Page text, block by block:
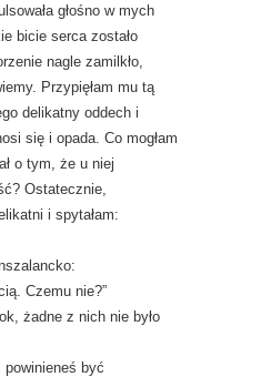
głośno w mych
bicie serca zostało
nagle zamilkło,
Przypięłam mu tą
delikatny oddech i
się i opada. Co mogłam
o tym, że u niej
Ostatecznie,
i spytałam:
Czemu nie?”
żadne z nich nie było
powinieneś być